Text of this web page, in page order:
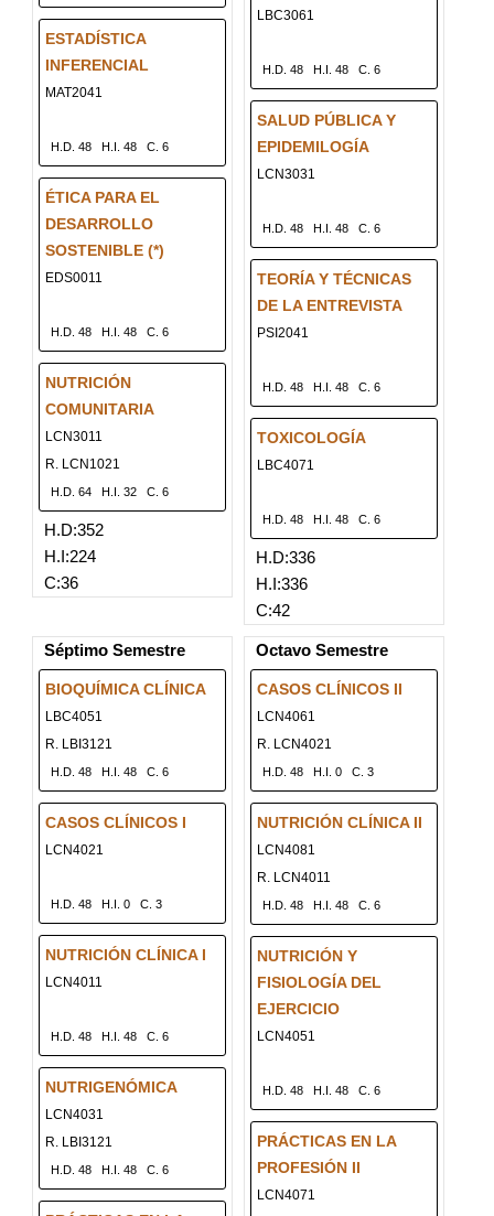
ESTADÍSTICA
INFERENCIAL
MAT2041
H.D. 48 H.I. 48 C. 6
ÉTICA PARA EL
DESARROLLO
SOSTENIBLE (*)
EDS0011
H.D. 48 H.I. 48 C. 6
NUTRICIÓN
COMUNITARIA
LCN3011
R. LCN1021
H.D. 64 H.I. 32 C. 6
H.D:352
H.I:224
C:36
LBC3061
H.D. 48 H.I. 48 C. 6
SALUD PÚBLICA Y
EPIDEMILOGÍA
LCN3031
H.D. 48 H.I. 48 C. 6
TEORÍA Y TÉCNICAS
DE LA ENTREVISTA
PSI2041
H.D. 48 H.I. 48 C. 6
TOXICOLOGÍA
LBC4071
H.D. 48 H.I. 48 C. 6
H.D:336
H.I:336
C:42
Séptimo Semestre
BIOQUÍMICA CLÍNICA
LBC4051
R. LBI3121
H.D. 48 H.I. 48 C. 6
CASOS CLÍNICOS I
LCN4021
H.D. 48 H.I. 0 C. 3
NUTRICIÓN CLÍNICA I
LCN4011
H.D. 48 H.I. 48 C. 6
NUTRIGENÓMICA
LCN4031
R. LBI3121
H.D. 48 H.I. 48 C. 6
Octavo Semestre
CASOS CLÍNICOS II
LCN4061
R. LCN4021
H.D. 48 H.I. 0 C. 3
NUTRICIÓN CLÍNICA II
LCN4081
R. LCN4011
H.D. 48 H.I. 48 C. 6
NUTRICIÓN Y
FISIOLOGÍA DEL
EJERCICIO
LCN4051
H.D. 48 H.I. 48 C. 6
PRÁCTICAS EN LA
PROFESIÓN II
LCN4071